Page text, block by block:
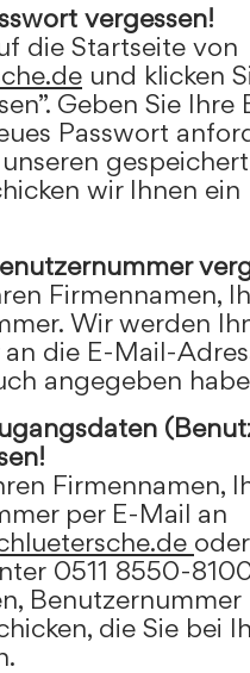
vergessen!
die Startseite von
und klicken
Geben Sie
Passwort
wir Ihnen
Firmennamen,
Wir werden
die E-Mail-
angegeben
Firmennamen,
per E-Mail an
0511 8550-
die Sie bei